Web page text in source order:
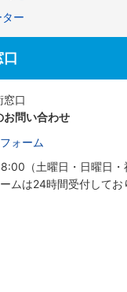
ー
窓口
お問い合わせ
ォーム
（土曜日・日曜日・
ムは24時間受付してお